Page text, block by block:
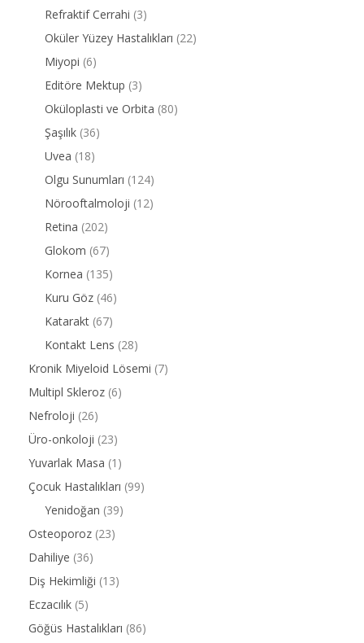
Refraktif Cerrahi (3)
Oküler Yüzey Hastalıkları (22)
Miyopi (6)
Editöre Mektup (3)
Oküloplasti ve Orbita (80)
Şaşılık (36)
Uvea (18)
Olgu Sunumları (124)
Nörooftalmoloji (12)
Retina (202)
Glokom (67)
Kornea (135)
Kuru Göz (46)
Katarakt (67)
Kontakt Lens (28)
Kronik Miyeloid Lösemi (7)
Multipl Skleroz (6)
Nefroloji (26)
Üro-onkoloji (23)
Yuvarlak Masa (1)
Çocuk Hastalıkları (99)
Yenidoğan (39)
Osteoporoz (23)
Dahiliye (36)
Diş Hekimliği (13)
Eczacılık (5)
Göğüs Hastalıkları (86)